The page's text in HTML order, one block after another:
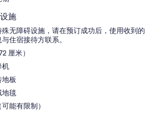
施
无障碍设施，请在预订成功后，使用收到的
住宿接待方联系。
厘米）
机
板
地毯
能有限制）